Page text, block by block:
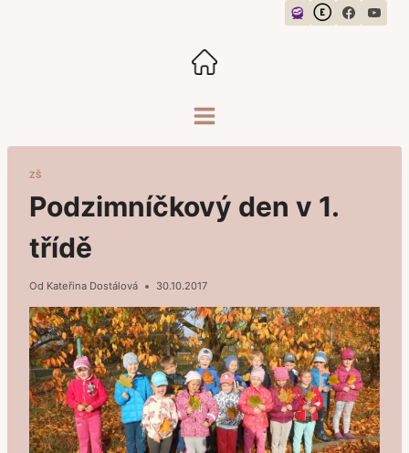
ZŠ
Podzimníčkový den v 1.
třídě
Od Kateřina Dostálová 30.10.2017